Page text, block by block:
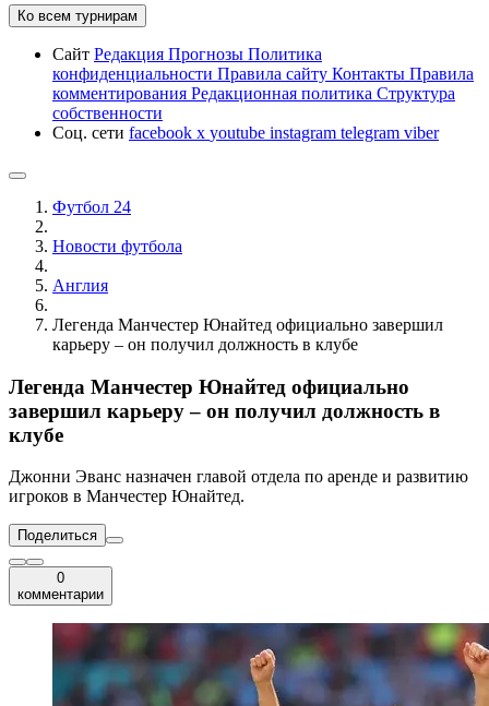
Ко всем турнирам
Сайт Редакция Прогнозы Политика
конфиденциальности Правила сайту Контакты Правила
комментирования Редакционная политика Структура
собственности
Соц. сети facebook x youtube instagram telegram viber
Футбол 24
Новости футбола
Англия
Легенда Манчестер Юнайтед официально завершил
карьеру – он получил должность в клубе
Легенда Манчестер Юнайтед официально
завершил карьеру – он получил должность в
клубе
Джонни Эванс назначен главой отдела по аренде и развитию
игроков в Манчестер Юнайтед.
Поделиться
0
комментарии